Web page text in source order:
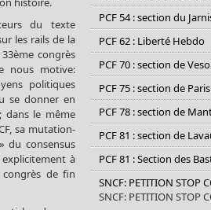
du texte
les rails de la
congrès
nous motive:
politiques
se donner en
dans le même
sa mutation-
du consensus
à
congrès de fin
PCF 54 : section du
PCF 62 : Liberté Hebdo
PCF 70 : section de
PCF 75 : section de
PCF 78 : section de
PCF 81 : section de
PCF 81 : Section des
SNCF: PETITION STOP
SNCF: PETITION STOP